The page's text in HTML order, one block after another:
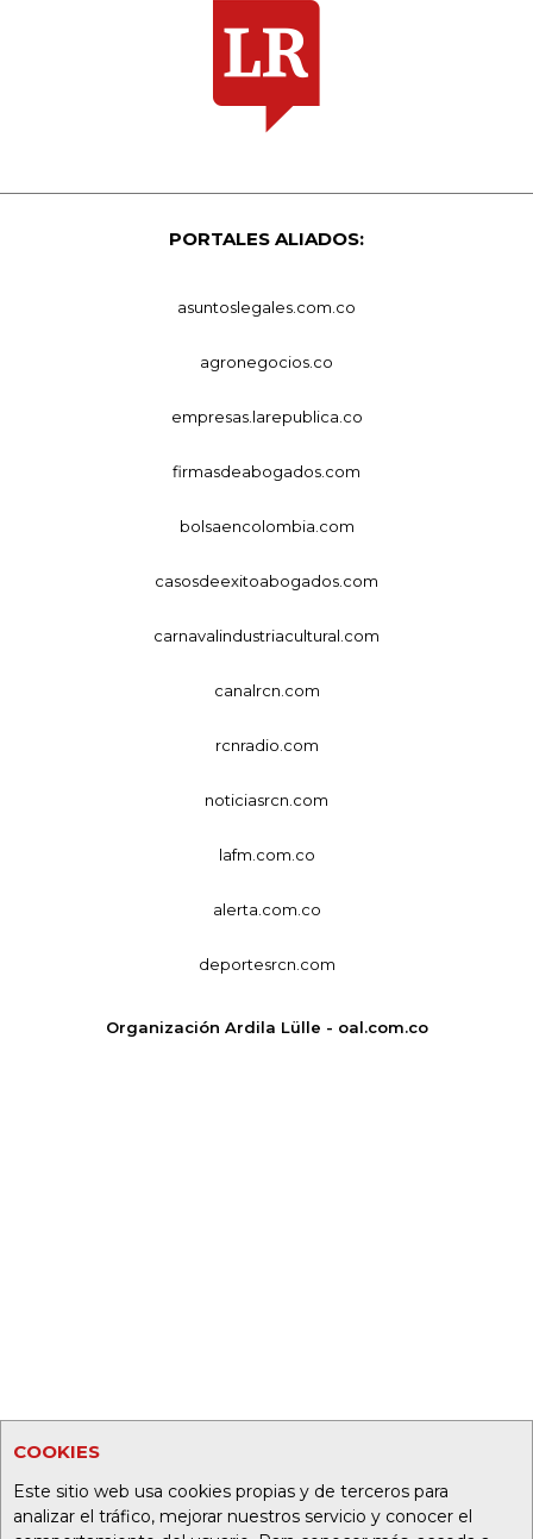
COOKIES
Este sitio web usa cookies propias y de terceros para
analizar el tráfico, mejorar nuestros servicio y conocer el
PORTALES ALIADOS:
asuntoslegales.com.co
agronegocios.co
empresas.larepublica.co
firmasdeabogados.com
bolsaencolombia.com
casosdeexitoabogados.com
carnavalindustriacultural.com
canalrcn.com
rcnradio.com
noticiasrcn.com
lafm.com.co
alerta.com.co
deportesrcn.com
Organización Ardila Lülle - oal.com.co